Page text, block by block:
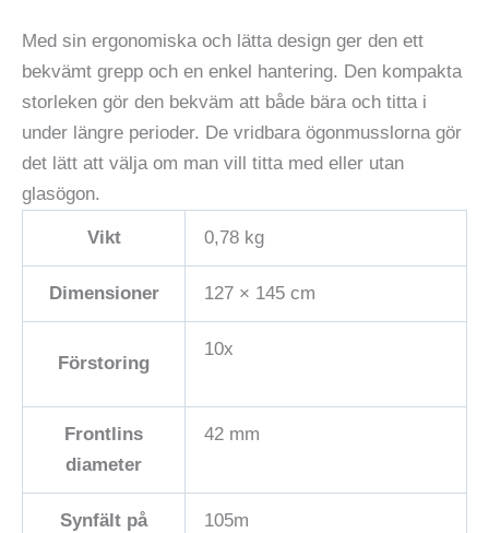
Med sin ergonomiska och lätta design ger den ett
bekvämt grepp och en enkel hantering. Den kompakta
storleken gör den bekväm att både bära och titta i
under längre perioder. De vridbara ögonmusslorna gör
det lätt att välja om man vill titta med eller utan
glasögon.
Vikt 0,78 kg
Dimensioner 127 × 145 cm
Förstoring
10x
Frontlins
diameter
42 mm
Synfält på
105m